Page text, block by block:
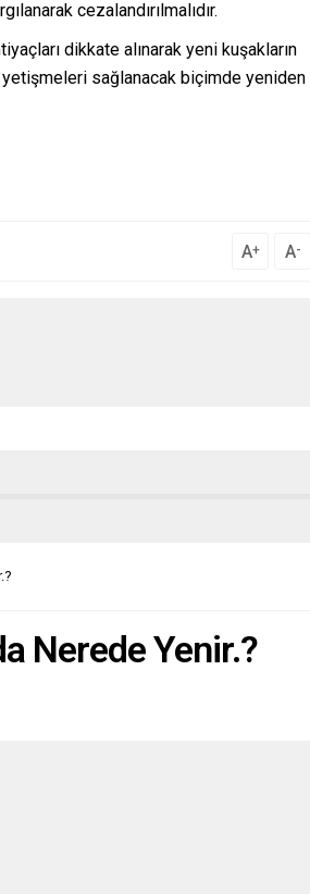
cezalandırılmalıdır.
dikkate alınarak yeni kuşakların
yetişmeleri sağlanacak biçimde yeniden
A+ A-
Nerede Yenir.?